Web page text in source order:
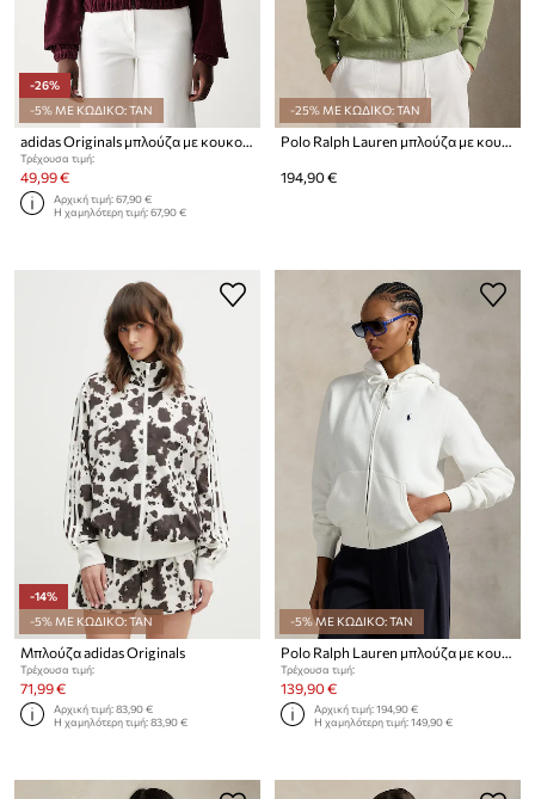
-26%
-5% ΜΕ ΚΩΔΙΚΟ: TAN
adidas Originals μπλούζα με κουκούλα και κουμπιά γυναικεία κοτλέ
Τρέχουσα τιμή:
49,99 €
Αρχική τιμή:67,90 €
Η χαμηλότερη τιμή:67,90 €
-25% ΜΕ ΚΩΔΙΚΟ: TAN
Polo Ralph Lauren μπλούζα με κουκούλα και κουμπιά γυναικεία με βαμβάκι
194,90 €
-14%
-5% ΜΕ ΚΩΔΙΚΟ: TAN
Μπλούζα adidas Originals
Τρέχουσα τιμή:
71,99 €
Αρχική τιμή:83,90 €
Η χαμηλότερη τιμή:83,90 €
-5% ΜΕ ΚΩΔΙΚΟ: TAN
Τρέχουσα τιμή:
139,90 €
Αρχική τιμή:194,90 €
Η χαμηλότερη τιμή:149,90 €